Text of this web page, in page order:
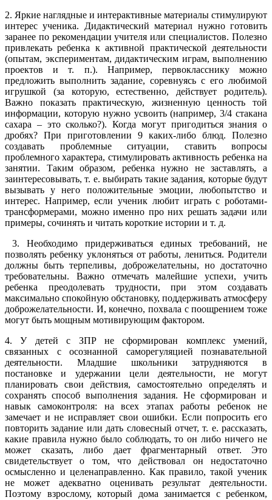
2. Яркие наглядные и интерактивные материалы стимулируют
интерес ученика. Дидактический материал нужно готовить
заранее по рекомендации учителя или специалистов. Полезно
привлекать ребенка к активной практической деятельности
(опытам, экспериментам, дидактическим играм, выполнению
проектов и т. п.). Например, первокласснику можно
предложить выполнить задание, соревнуясь с его любимой
игрушкой (за которую, естественно, действует родитель).
Важно показать практическую, жизненную ценность той
информации, которую нужно усвоить (например, 3/4 стакана
сахара – это сколько?). Когда могут пригодиться знания о
дробях? При приготовлении 9 каких-либо блюд. Полезно
создавать проблемные ситуации, ставить вопросы
проблемного характера, стимулировать активность ребенка на
занятии. Таким образом, ребенка нужно не заставлять, а
заинтересовывать, т. е. выбирать такие задания, которые будут
вызывать у него положительные эмоции, любопытство и
интерес. Например, если ученик любит играть с роботами-
трансформерами, можно именно про них решать задачи или
примеры, сочинять и читать короткие истории и т. д.
3. Необходимо придерживаться единых требований, не
позволять ребенку уклоняться от работы, лениться. Родители
должны быть терпеливы, доброжелательны, но достаточно
требовательны. Важно отмечать малейшие успехи, учить
ребенка преодолевать трудности, при этом создавать
максимально спокойную обстановку, поддерживать атмосферу
доброжелательности. И, конечно, похвала с поощрением тоже
могут быть мощным мотивирующим фактором.
4. У детей с ЗПР не сформирован комплекс умений,
связанных с осознанной саморегуляцией познавательной
деятельности. Младшие школьники затрудняются в
постановке и удержании цели деятельности, не могут
планировать свои действия, самостоятельно определять и
сохранять способ выполнения задания. Не сформирован и
навык самоконтроля: на всех этапах работы ребенок не
замечает и не исправляет свои ошибки. Если попросить его
повторить задание или дать словесный отчет, т. е. рассказать,
какие правила нужно было соблюдать, то он либо ничего не
может сказать, либо дает фрагментарный ответ. Это
свидетельствует о том, что действовал он недостаточно
осмысленно и целенаправленно. Как правило, такой ученик
не может адекватно оценивать результат деятельности.
Поэтому взрослому, который дома занимается с ребенком,